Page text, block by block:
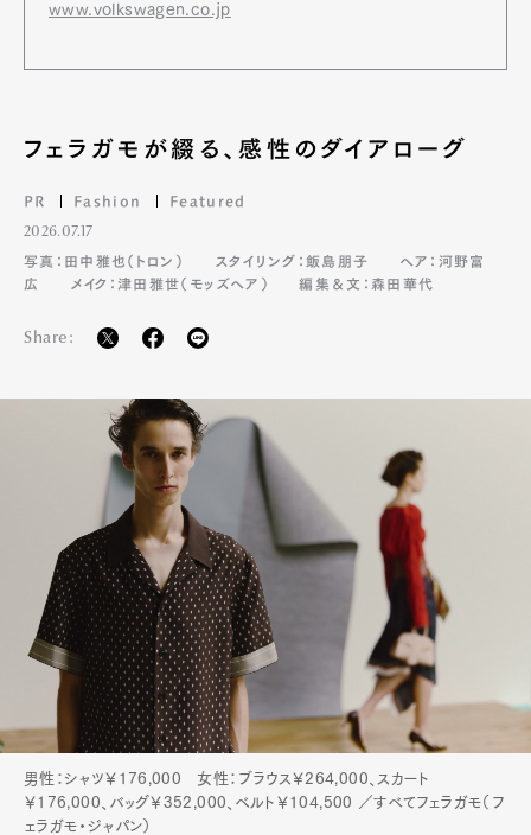
www.volkswagen.co.jp
フェラガモが綴る、感性のダイアローグ
PR Fashion Featured
2026.07.17
写真：田中雅也（トロン）
スタイリング：飯島朋子
ヘア：河野富
広
メイク：津田雅世（モッズヘア） 編集＆文：森田華代
Share:
男性：シャツ￥176,000 女性：ブラウス￥264,000、スカート
￥176,000、バッグ￥352,000、ベルト￥104,500 ／すべてフェラガモ（フ
ェラガモ・ジャパン）